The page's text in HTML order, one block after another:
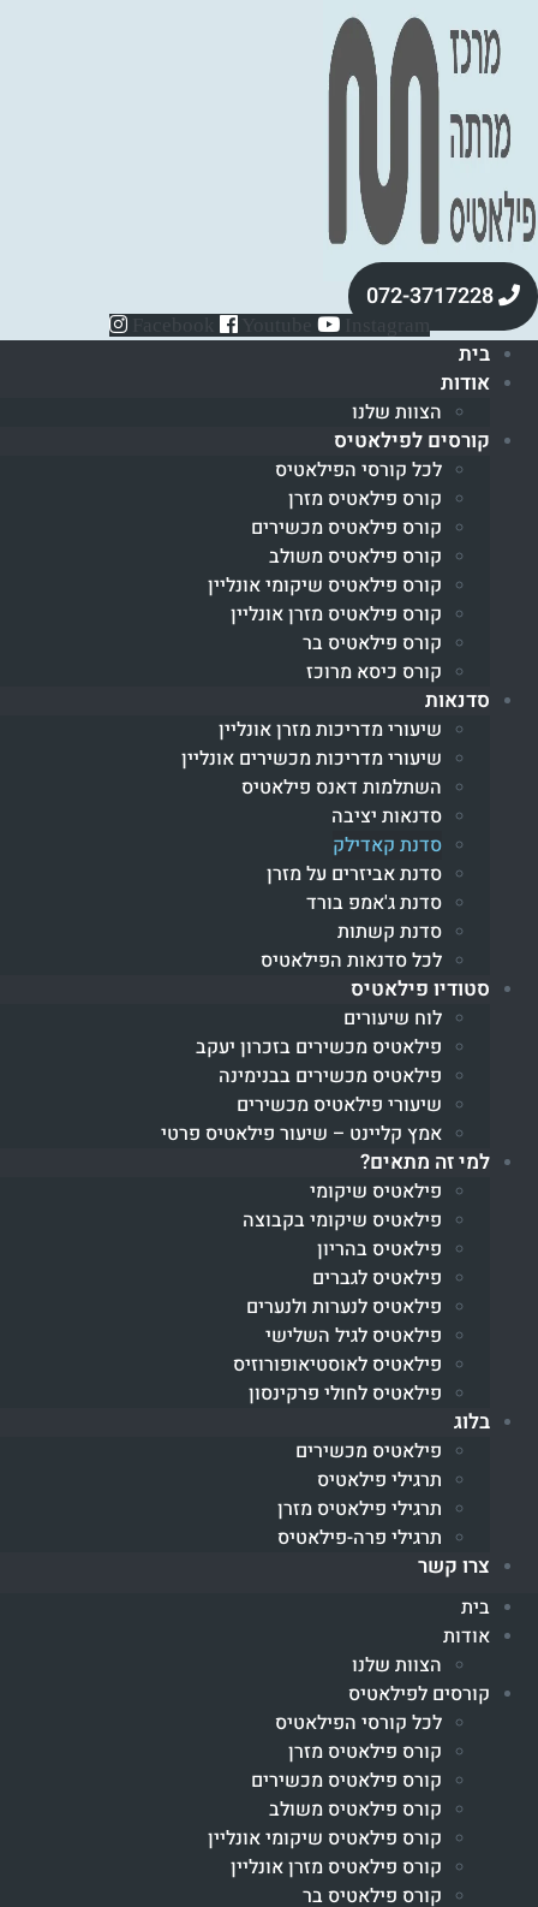
072-3717228
בית
אודות
הצוות שלנו
קורסים לפילאטיס
לכל קורסי הפילאטיס
קורס פילאטיס מזרן
קורס פילאטיס מכשירים
קורס פילאטיס משולב
קורס פילאטיס שיקומי אונליין
קורס פילאטיס מזרן אונליין
קורס פילאטיס בר
קורס כיסא מרוכז
סדנאות
שיעורי מדריכות מזרן אונליין
שיעורי מדריכות מכשירים אונליין
השתלמות דאנס פילאטיס
סדנאות יציבה
סדנת קאדילק
סדנת אביזרים על מזרן
סדנת ג'אמפ בורד
סדנת קשתות
לכל סדנאות הפילאטיס
סטודיו פילאטיס
לוח שיעורים
פילאטיס מכשירים בזכרון יעקב
פילאטיס מכשירים בבנימינה
שיעורי פילאטיס מכשירים
אמץ קליינט – שיעור פילאטיס פרטי
למי זה מתאים?
פילאטיס שיקומי
פילאטיס שיקומי בקבוצה
פילאטיס בהריון
פילאטיס לגברים
פילאטיס לנערות ולנערים
פילאטיס לגיל השלישי
פילאטיס לאוסטיאופורוזיס
פילאטיס לחולי פרקינסון
בלוג
פילאטיס מכשירים
תרגילי פילאטיס
תרגילי פילאטיס מזרן
תרגילי פרה-פילאטיס
צרו קשר
בית
אודות
הצוות שלנו
קורסים לפילאטיס
לכל קורסי הפילאטיס
קורס פילאטיס מזרן
קורס פילאטיס מכשירים
קורס פילאטיס משולב
קורס פילאטיס שיקומי אונליין
קורס פילאטיס מזרן אונליין
קורס פילאטיס בר